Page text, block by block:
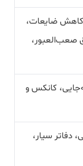
کاهش ضایعات،
صعب‌العبور،
کانکس و
دفاتر سیار،